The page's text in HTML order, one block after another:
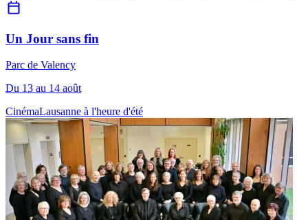
Un Jour sans fin
Parc de Valency
Du 13 au 14 août
CinémaLausanne à l'heure d'été